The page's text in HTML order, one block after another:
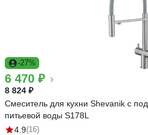
-27%
6 470 ₽
8 824 ₽
Смеситель для кухни Shevanik с
питьевой воды S178L
4.9(16)